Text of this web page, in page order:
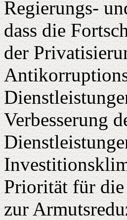
Regierungs-
dass die
der
Verbesserung
Priorität für die
zur